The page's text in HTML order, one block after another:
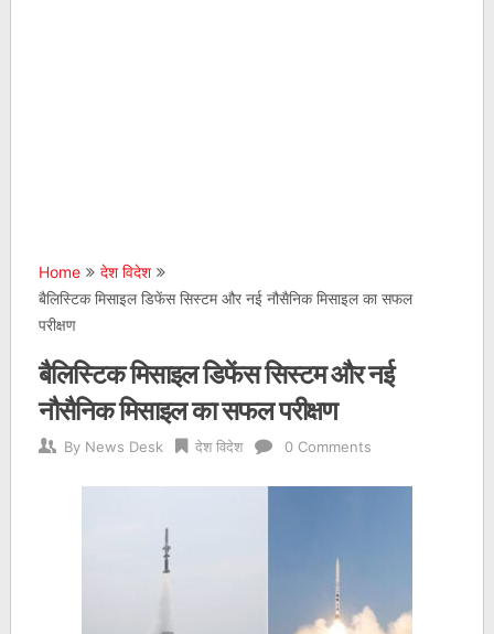
Home
देश विदेश
बैलिस्टिक मिसाइल डिफेंस सिस्टम और नई नौसैनिक मिसाइल का सफल
परीक्षण
बैलिस्टिक मिसाइल डिफेंस सिस्टम और नई
नौसैनिक मिसाइल का सफल परीक्षण
By News Desk देश विदेश 0 Comments